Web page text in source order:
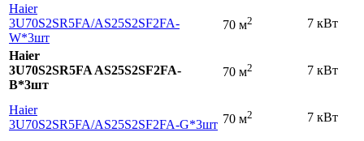
Haier
3U70S2SR5FA/AS25S2SF2FA-
W*3шт
70 м2 7 кВт
Haier
3U70S2SR5FA AS25S2SF2FA-
B*3шт
70 м2 7 кВт
Haier
3U70S2SR5FA/AS25S2SF2FA-G*3шт 70 м2 7 кВт